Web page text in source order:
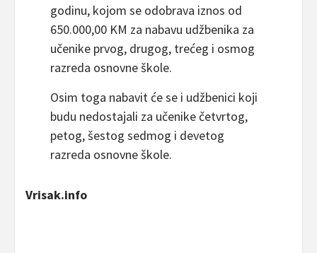
godinu, kojom se odobrava iznos od
650.000,00 KM za nabavu udžbenika za
učenike prvog, drugog, trećeg i osmog
razreda osnovne škole.
Osim toga nabavit će se i udžbenici koji
budu nedostajali za učenike četvrtog,
petog, šestog sedmog i devetog
razreda osnovne škole.
Vrisak.info